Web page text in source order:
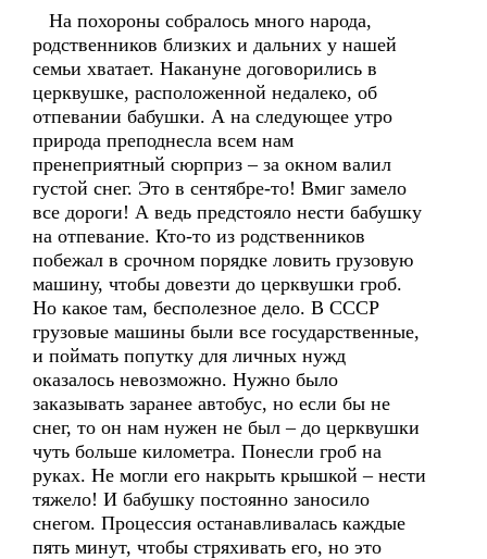
На похороны собралось много народа,
родственников близких и дальних у нашей
семьи хватает. Накануне договорились в
церквушке, расположенной недалеко, об
отпевании бабушки. А на следующее утро
природа преподнесла всем нам
пренеприятный сюрприз – за окном валил
густой снег. Это в сентябре-то! Вмиг замело
все дороги! А ведь предстояло нести бабушку
на отпевание. Кто-то из родственников
побежал в срочном порядке ловить грузовую
машину, чтобы довезти до церквушки гроб.
Но какое там, бесполезное дело. В СССР
грузовые машины были все государственные,
и поймать попутку для личных нужд
оказалось невозможно. Нужно было
заказывать заранее автобус, но если бы не
снег, то он нам нужен не был – до церквушки
чуть больше километра. Понесли гроб на
руках. Не могли его накрыть крышкой – нести
тяжело! И бабушку постоянно заносило
снегом. Процессия останавливалась каждые
пять минут, чтобы стряхивать его, но это